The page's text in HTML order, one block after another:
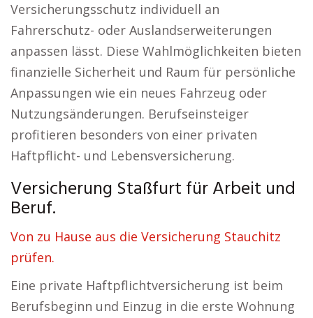
Versicherungsschutz individuell an
Fahrerschutz- oder Auslandserweiterungen
anpassen lässt. Diese Wahlmöglichkeiten bieten
finanzielle Sicherheit und Raum für persönliche
Anpassungen wie ein neues Fahrzeug oder
Nutzungsänderungen. Berufseinsteiger
profitieren besonders von einer privaten
Haftpflicht- und Lebensversicherung.
Versicherung Staßfurt für Arbeit und
Beruf.
Von zu Hause aus die Versicherung Stauchitz
prüfen.
Eine private Haftpflichtversicherung ist beim
Berufsbeginn und Einzug in die erste Wohnung